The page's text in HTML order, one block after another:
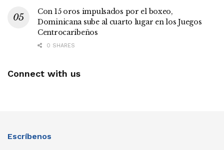
Con 15 oros impulsados por el boxeo,
Dominicana sube al cuarto lugar en los Juegos
Centrocaribeños
0 SHARES
Connect with us
Escríbenos